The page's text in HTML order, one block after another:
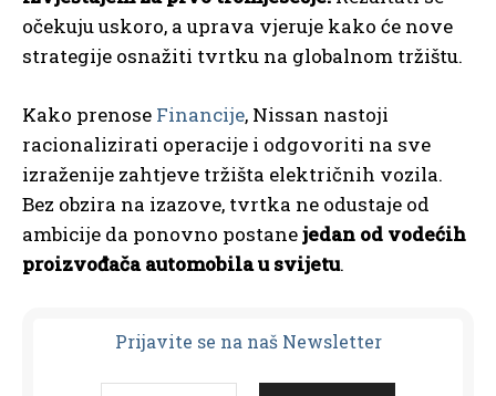
očekuju uskoro, a uprava vjeruje kako će nove
strategije osnažiti tvrtku na globalnom tržištu.
Kako prenose Financije, Nissan nastoji
racionalizirati operacije i odgovoriti na sve
izraženije zahtjeve tržišta električnih vozila.
Bez obzira na izazove, tvrtka ne odustaje od
ambicije da ponovno postanejedan od vodećih
proizvođača automobila u svijetu.
Prijavite se na naš Newsletter